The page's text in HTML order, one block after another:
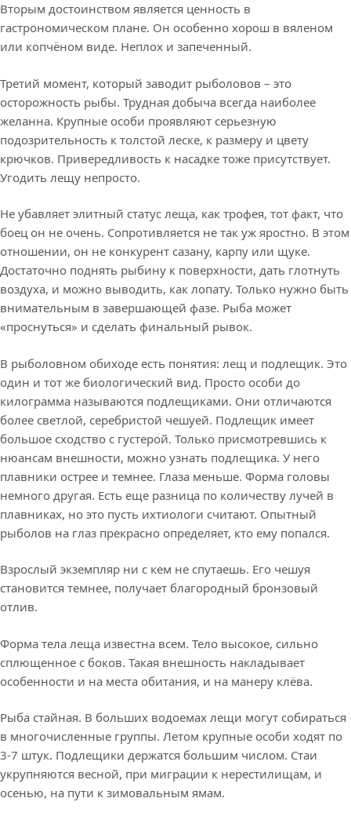
Вторым достоинством является ценность в
гастрономическом плане. Он особенно хорош в вяленом
или копчёном виде. Неплох и запеченный.
Третий момент, который заводит рыболовов – это
осторожность рыбы. Трудная добыча всегда наиболее
желанна. Крупные особи проявляют серьезную
подозрительность к толстой леске, к размеру и цвету
крючков. Привередливость к насадке тоже присутствует.
Угодить лещу непросто.
Не убавляет элитный статус леща, как трофея, тот факт, что
боец он не очень. Сопротивляется не так уж яростно. В этом
отношении, он не конкурент сазану, карпу или щуке.
Достаточно поднять рыбину к поверхности, дать глотнуть
воздуха, и можно выводить, как лопату. Только нужно быть
внимательным в завершающей фазе. Рыба может
«проснуться» и сделать финальный рывок.
В рыболовном обиходе есть понятия: лещ и подлещик. Это
один и тот же биологический вид. Просто особи до
килограмма называются подлещиками. Они отличаются
более светлой, серебристой чешуей. Подлещик имеет
большое сходство с густерой. Только присмотревшись к
нюансам внешности, можно узнать подлещика. У него
плавники острее и темнее. Глаза меньше. Форма головы
немного другая. Есть еще разница по количеству лучей в
плавниках, но это пусть ихтиологи считают. Опытный
рыболов на глаз прекрасно определяет, кто ему попался.
Взрослый экземпляр ни с кем не спутаешь. Его чешуя
становится темнее, получает благородный бронзовый
отлив.
Форма тела леща известна всем. Тело высокое, сильно
сплющенное с боков. Такая внешность накладывает
особенности и на места обитания, и на манеру клёва.
Рыба стайная. В больших водоемах лещи могут собираться
в многочисленные группы. Летом крупные особи ходят по
3-7 штук. Подлещики держатся большим числом. Стаи
укрупняются весной, при миграции к нерестилищам, и
осенью, на пути к зимовальным ямам.